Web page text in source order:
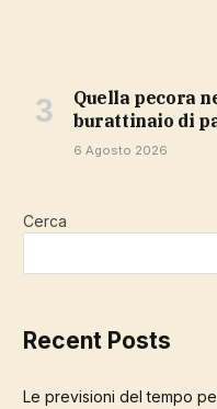
Quella pecora nera di Guccini, storia di un
burattinaio di
6 Agosto 2026
Cerca
Recent Posts
Le previsioni del tempo